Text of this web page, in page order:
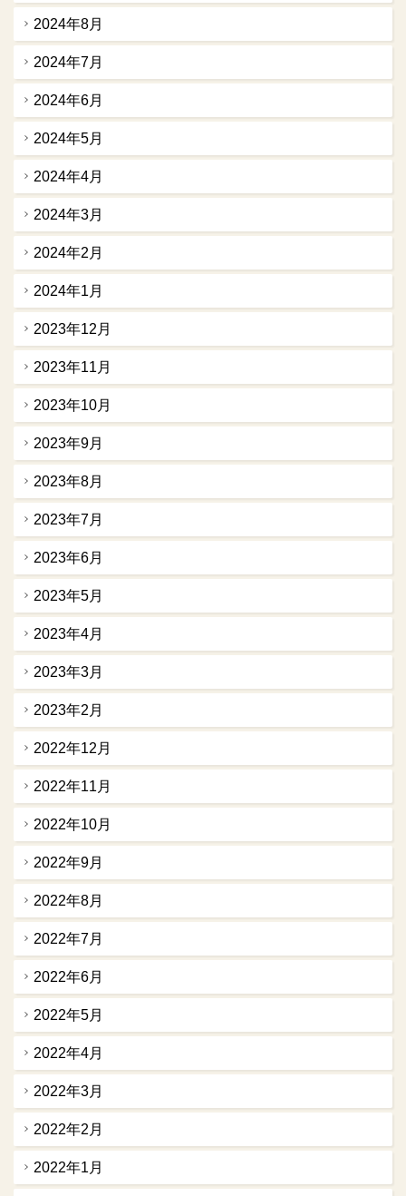
2024年8月
2024年7月
2024年6月
2024年5月
2024年4月
2024年3月
2024年2月
2024年1月
2023年12月
2023年11月
2023年10月
2023年9月
2023年8月
2023年7月
2023年6月
2023年5月
2023年4月
2023年3月
2023年2月
2022年12月
2022年11月
2022年10月
2022年9月
2022年8月
2022年7月
2022年6月
2022年5月
2022年4月
2022年3月
2022年2月
2022年1月